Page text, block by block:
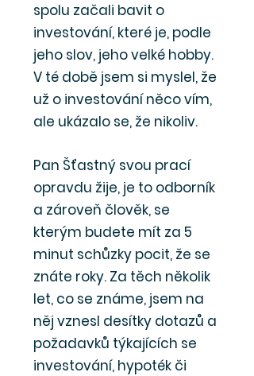
spolu začali bavit o
investování, které je, podle
jeho slov, jeho velké hobby.
V té době jsem si myslel, že
už o investování něco vím,
ale ukázalo se, že nikoliv.
Pan Šťastný svou prací
opravdu žije, je to odborník
a zároveň člověk, se
kterým budete mít za 5
minut schůzky pocit, že se
znáte roky. Za těch několik
let, co se známe, jsem na
něj vznesl desítky dotazů a
požadavků týkajících se
investování, hypoték či